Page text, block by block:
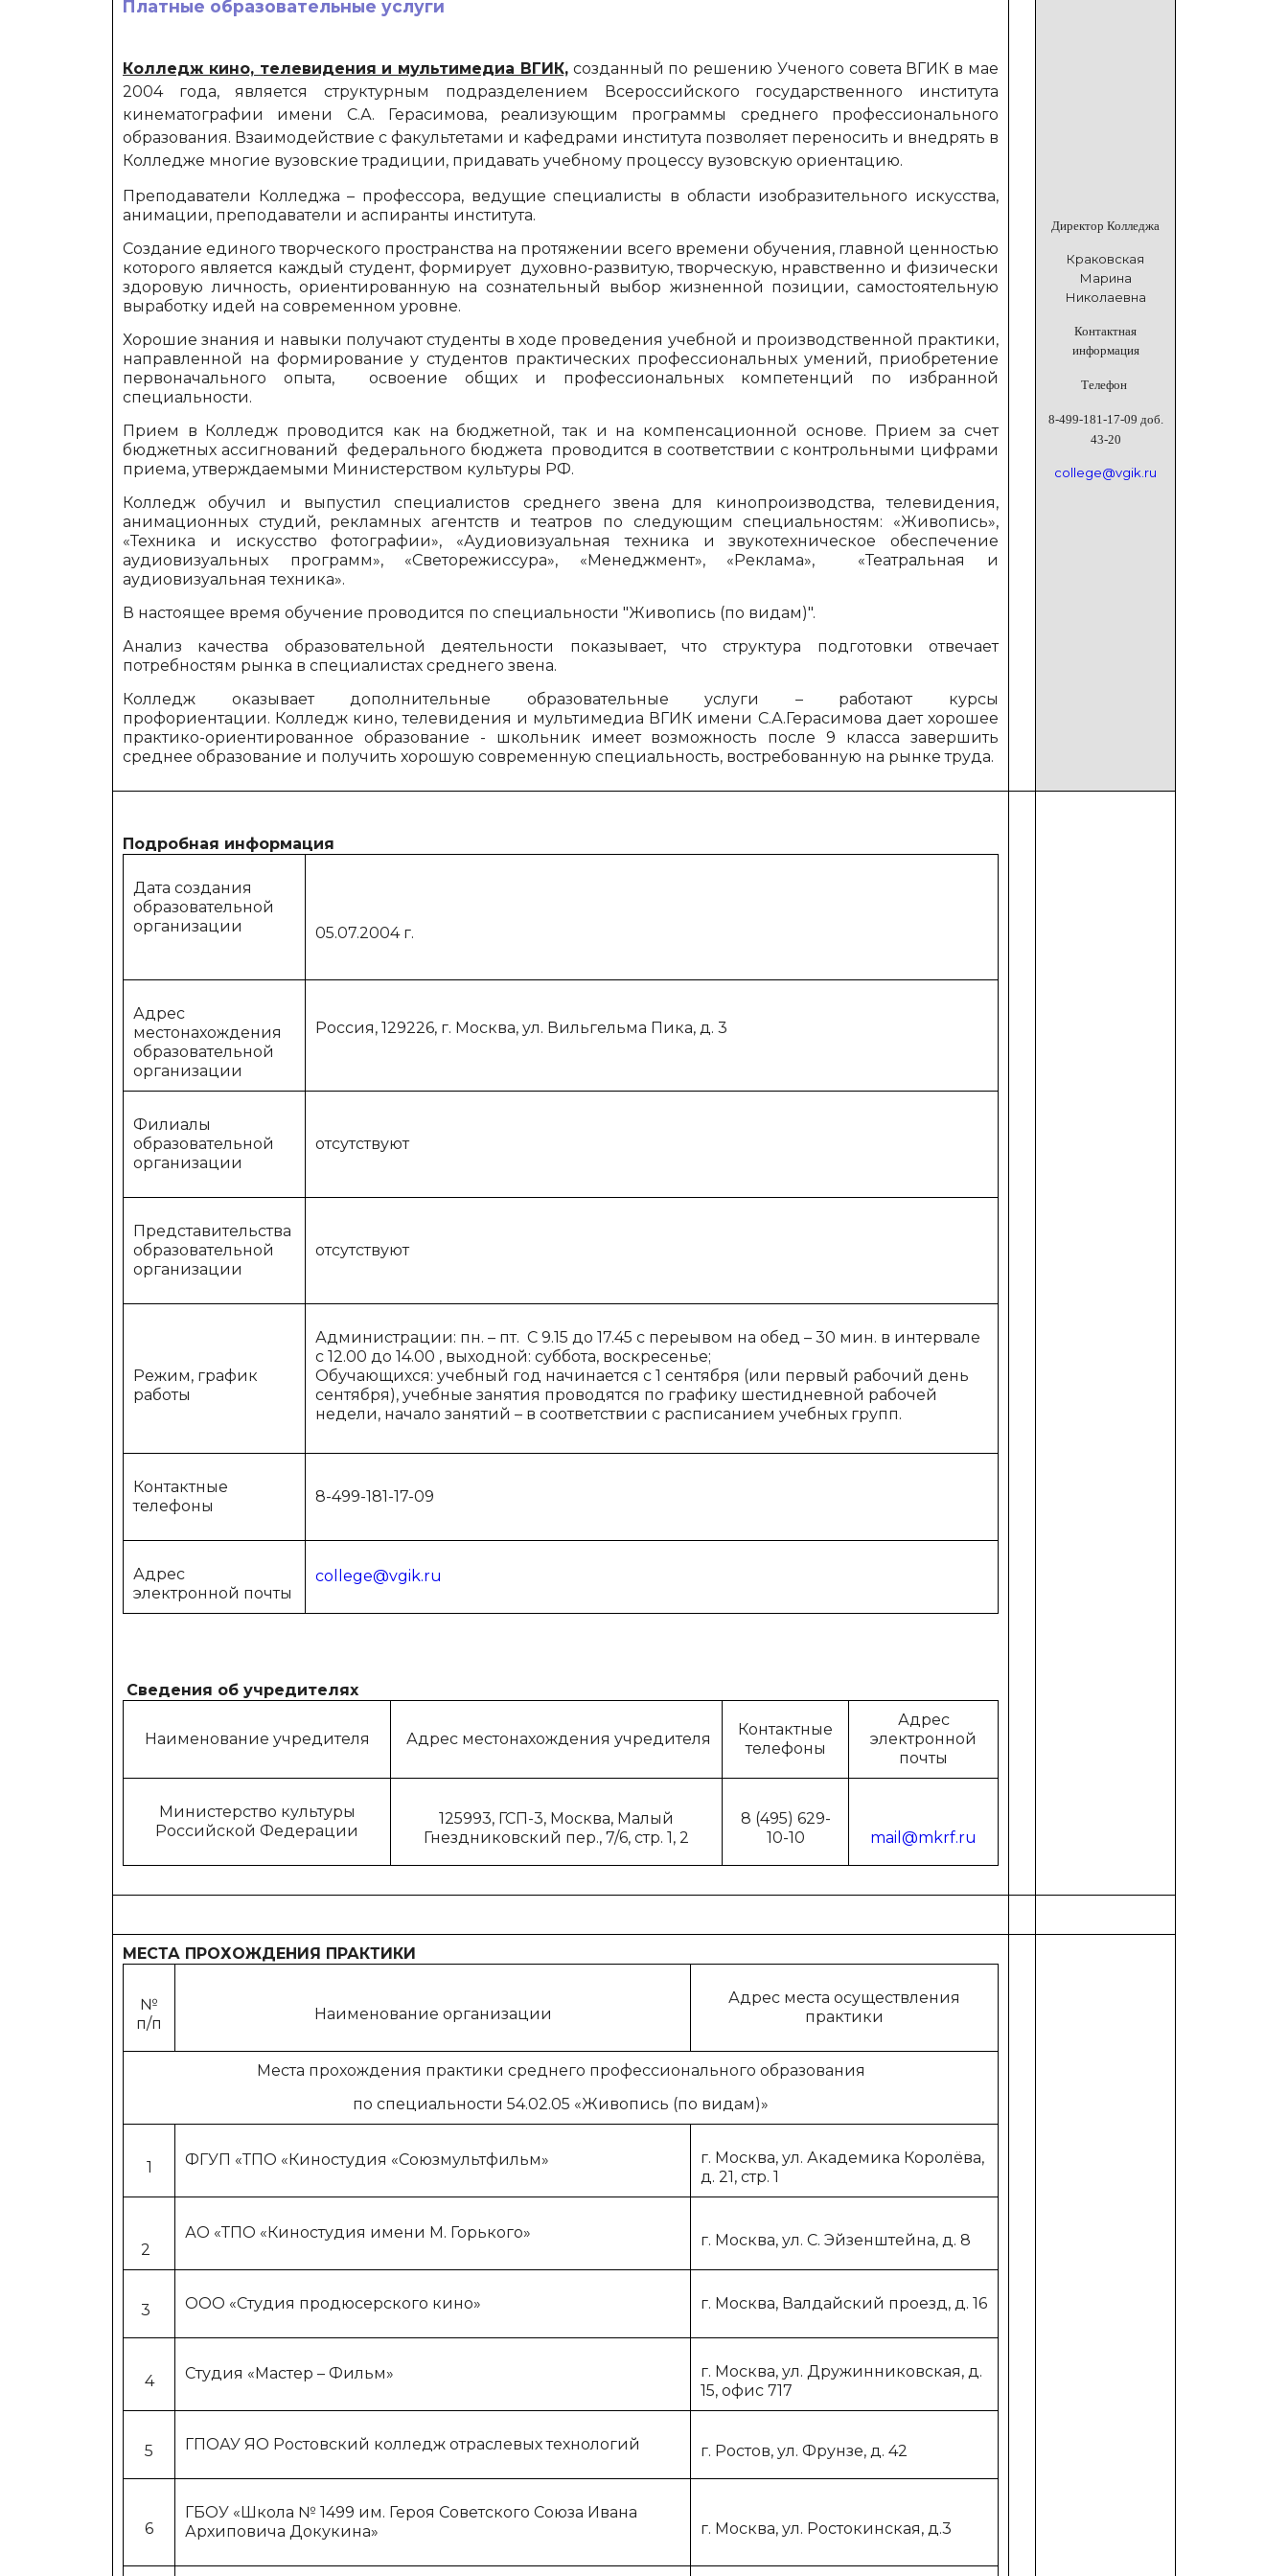
Платные образовательные услуги
Колледж кино, телевидения и мультимедиа ВГИК,созданный по решению Ученого совета ВГИК в мае
2004 года, является структурным подразделением Всероссийского государственного института
кинематографии имени С.А. Герасимова, реализующим программы среднего профессионального
образования. Взаимодействие с факультетами и кафедрами института позволяет переносить и внедрять в
Колледже многие вузовские традиции, придавать учебному процессу вузовскую ориентацию.
Преподаватели Колледжа – профессора, ведущие специалисты в области изобразительного искусства,
анимации, преподаватели и аспиранты института.
Создание единого творческого пространства на протяжении всего времени обучения, главной ценностью
которого является каждый студент, формирует духовно-развитую, творческую, нравственно и физически
здоровую личность, ориентированную на сознательный выбор жизненной позиции, самостоятельную
выработку идей на современном уровне.
Хорошие знания и навыки получают студенты в ходе проведения учебной и производственной практики,
направленной на формирование у студентов практических профессиональных умений, приобретение
первоначального опыта, освоение общих и профессиональных компетенций по избранной
специальности.
Прием в Колледж проводится как на бюджетной, так и на компенсационной основе. Прием за счет
бюджетных ассигнований федерального бюджета проводится в соответствии с контрольными цифрами
приема, утверждаемыми Министерством культуры РФ.
Колледж обучил и выпустил специалистов среднего звена для кинопроизводства, телевидения,
анимационных студий, рекламных агентств и театров по следующим специальностям: «Живопись»,
«Техника и искусство фотографии», «Аудиовизуальная техника и звукотехническое обеспечение
аудиовизуальных программ», «Светорежиссура», «Менеджмент», «Реклама», «Театральная и
аудиовизуальная техника».
В настоящее время обучение проводится по специальности "Живопись (по видам)".
Анализ качества образовательной деятельности показывает, что структура подготовки отвечает
потребностям рынка в специалистах среднего звена.
Колледж оказывает дополнительные образовательные услуги – работают курсы
профориентации. Колледж кино, телевидения и мультимедиа ВГИК имени С.А.Герасимова дает хорошее
практико-ориентированное образование - школьник имеет возможность после 9 класса завершить
среднее образование и получить хорошую современную специальность, востребованную на рынке труда.
Директор Колледжа
Краковская
Марина
Николаевна
Контактная
информация
Телефон
8-499-181-17-09 доб.
43-20
college@vgik.ru
Подробная информация
Дата создания
образовательной
организации
05.07.2004 г.
Адрес
местонахождения
образовательной
организации
Россия, 129226, г. Москва, ул. Вильгельма Пика, д. 3
Филиалы
образовательной
организации
отсутствуют
Представительства
образовательной
организации
отсутствуют
Режим, график
работы
Администрации: пн. – пт. С 9.15 до 17.45 с переывом на обед – 30 мин. в интервале
с 12.00 до 14.00 , выходной: суббота, воскресенье;
Обучающихся: учебный год начинается с 1 сентября (или первый рабочий день
сентября), учебные занятия проводятся по графику шестидневной рабочей
недели, начало занятий – в соответствии с расписанием учебных групп.
Контактные
телефоны
8-499-181-17-09
Адрес
электронной почты
college@vgik.ru
Сведения об учредителях
Наименование учредителя Адрес местонахождения учредителя
Контактные
телефоны
Адрес
электронной
почты
Министерство культуры
Российской Федерации
125993, ГСП-3, Москва, Малый
Гнездниковский пер., 7/6, стр. 1, 2
8 (495) 629-
10-10
mail@mkrf.ru
МЕСТА ПРОХОЖДЕНИЯ ПРАКТИКИ
№
п/п
Наименование организации
Адрес места осуществления
практики
Места прохождения практики среднего профессионального образования
по специальности 54.02.05 «Живопись (по видам)»
1 ФГУП «ТПО «Киностудия «Союзмультфильм»
г. Москва, ул. Академика Королёва,
д. 21, стр. 1
2
АО «ТПО «Киностудия имени М. Горького» г. Москва, ул. С. Эйзенштейна, д. 8
3 ООО «Студия продюсерского кино» г. Москва, Валдайский проезд, д. 16
4 Студия «Мастер – Фильм»
г. Москва, ул. Дружинниковская, д.
15, офис 717
5 ГПОАУ ЯО Ростовский колледж отраслевых технологий г. Ростов, ул. Фрунзе, д. 42
6
ГБОУ «Школа № 1499 им. Героя Советского Союза Ивана
Архиповича Докукина»
г. Москва, ул. Ростокинская, д.3